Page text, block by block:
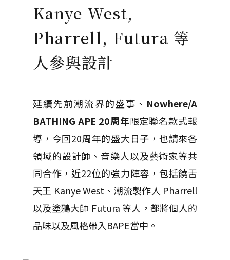
Kanye West,
Pharrell, Futura 等
人參與設計
延續先前潮流界的盛事、 Nowhere/A
BATHING APE 20周年限定聯名款式報
導，今回20周年的盛大日子，也請來各
領域的設計師、音樂人以及藝術家等共
同合作，近22位的強力陣容，包括饒舌
天王 Kanye West、潮流製作人 Pharrell
以及塗鴉大師 Futura 等人，都將個人的
品味以及風格帶入BAPE當中。